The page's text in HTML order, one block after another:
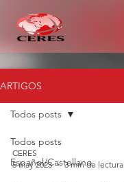
ARTIGOS
Todos posts
Español/Castellano
Todos posts
CERES
5 may 2023
3 min de lectura